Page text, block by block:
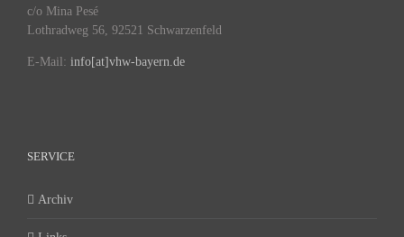
c/o Mina Pesé
Lothradweg 56, 92521 Schwarzenfeld
E-Mail: info[at]vhw-bayern.de
SERVICE
Archiv